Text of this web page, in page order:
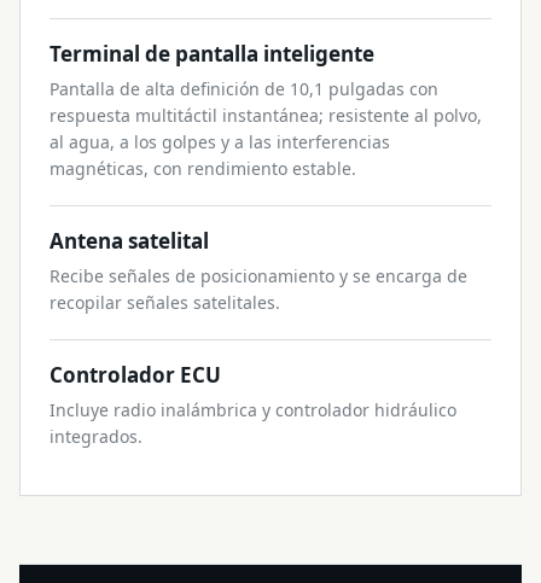
Terminal de pantalla inteligente
Pantalla de alta definición de 10,1 pulgadas con
respuesta multitáctil instantánea; resistente al polvo,
al agua, a los golpes y a las interferencias
magnéticas, con rendimiento estable.
Antena satelital
Recibe señales de posicionamiento y se encarga de
recopilar señales satelitales.
Controlador ECU
Incluye radio inalámbrica y controlador hidráulico
integrados.